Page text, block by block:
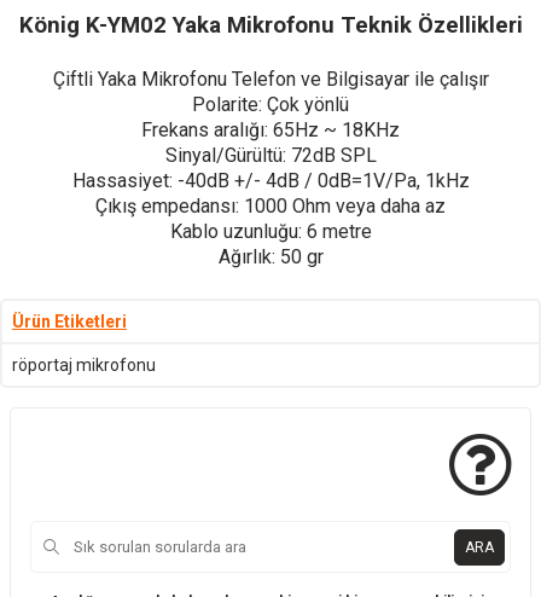
König K-YM02 Yaka Mikrofonu Teknik Özellikleri
Çiftli Yaka Mikrofonu Telefon ve Bilgisayar ile çalışır
Polarite: Çok yönlü
Frekans aralığı: 65Hz ~ 18KHz
Sinyal/Gürültü: 72dB SPL
Hassasiyet: -40dB +/- 4dB / 0dB=1V/Pa, 1kHz
Çıkış empedansı: 1000 Ohm veya daha az
Kablo uzunluğu: 6 metre
Ağırlık: 50 gr
Ürün Etiketleri
röportaj mikrofonu
ARA